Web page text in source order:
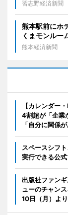
習志野経済新聞
熊本駅前にホ
くまモンルー
熊本経済新聞
【カレンダー
4割超が「企業
「自分に関係
スペースシフ
実行できる公
出版社ファン
ューのチャン
10日（月）よ